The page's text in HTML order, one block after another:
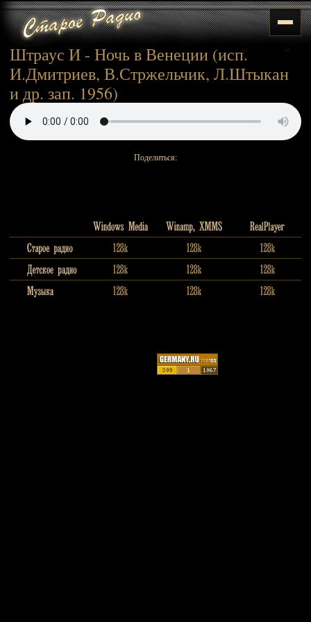
Штраус И - Ночь в Венеции (исп.
И.Дмитриев, В.Стржельчик, Л.Штыкан
и др. зап. 1956)
Поделиться: